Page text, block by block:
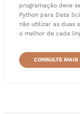
programação deve
Python para Data
não utilizar as duas
o melhor de cada
CONSULTE